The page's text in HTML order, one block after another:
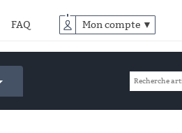
FAQ Mon compte ▼